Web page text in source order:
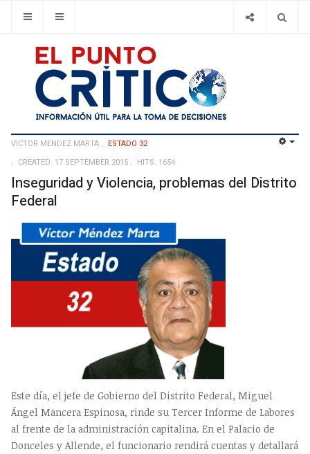
VICTOR MENDEZ MARTA
ESTADO 32
CREATED: 17 SEPTEMBER 2015
HITS: 1654
Inseguridad y Violencia, problemas del Distrito
Federal
Este día, el jefe de Gobierno del Distrito Federal, Miguel
Ángel Mancera Espinosa, rinde su Tercer Informe de Labores
al frente de la administración capitalina. En el Palacio de
Donceles y Allende, el funcionario rendirá cuentas y detallará